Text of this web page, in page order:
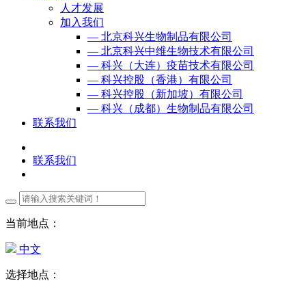
人才发展
加入我们
— 北京科兴生物制品有限公司
— 北京科兴中维生物技术有限公司
— 科兴（大连）疫苗技术有限公司
— 科兴控股（香港）有限公司
— 科兴控股（新加坡）有限公司
— 科兴（成都）生物制品有限公司
联系我们
联系我们
当前地点：
中文
选择地点：